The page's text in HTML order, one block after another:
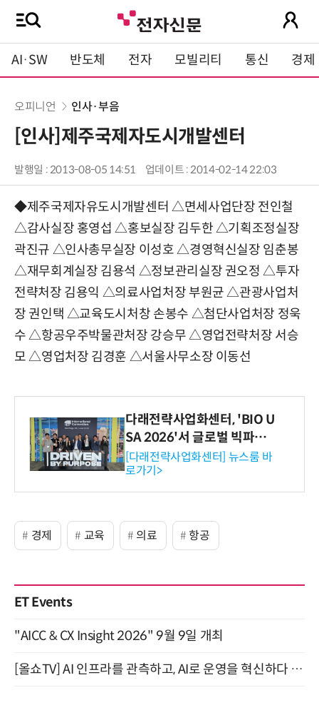
AI·SW 반도체 전자 모빌리티 통신 경제
오피니언 인사·부음
[인사]제주국제자도시개발센터
발행일 : 2013-08-05 14:51 업데이트 : 2014-02-14 22:03
◆제주국제자유도시개발센터 △면세사업단장 전인철
△감사실장 홍영섭 △홍보실장 김두한 △기획조정실장
곽진규 △인사총무실장 이성호 △경영혁신실장 임춘봉
△재무회계실장 김용석 △정보관리실장 권오정 △투자
전략처장 김용익 △의료사업처장 부원균 △관광사업처
장 권인택 △교육도시처창 손봉수 △첨단사업처장 정욱
수 △항공우주박물관처장 강승무 △영업전략처장 서승
모 △영업처장 김경훈 △서울사무소장 이동선
다래전략사업화센터, 'BIO U
SA 2026'서 글로벌 빅파마
와의 비즈니스 미팅 지원…K
-바이오 해외 진출 교두보 확
보
[다래전략사업화센터] 뉴스룸 바
로가기>
경제 교육 의료 항공
ET Events
"AICC & CX Insight 2026" 9월 9일 개최
[올쇼TV] AI 인프라를 관측하고, AI로 운영을 혁신하다 (8월 11일 생방송)